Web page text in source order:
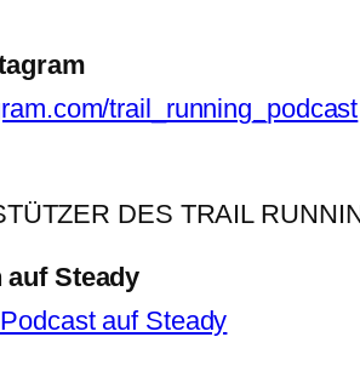
trail_running_podcast
DES TRAIL
Steady
auf Steady